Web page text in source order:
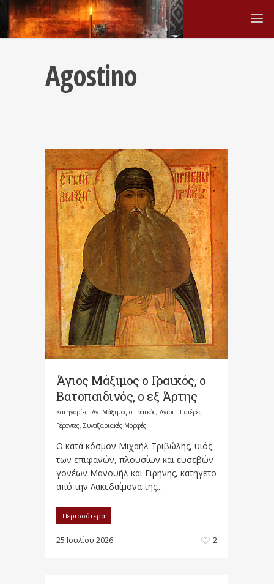
Agostino
Άγιος Μάξιμος ο Γραικός, ο
Βατοπαιδινός, ο εξ Άρτης
Κατηγορίες: Άγ. Μάξιμος ο Γραικός, Άγιοι - Πατέρες -
Γέροντες, Συναξαριακές Μορφές
Ο κατά κόσμον Μιχαήλ Τριβώλης, υιός
των επιφανών, πλουσίων και ευσεβών
γονέων Μανουήλ και Ειρήνης, κατήγετο
από την Λακεδαίμονα της...
Περισσότερα
25 Ιουλίου 2026 2